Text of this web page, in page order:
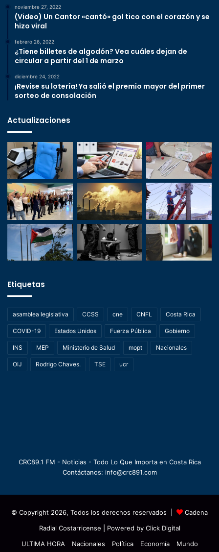
noviembre 27, 2022
(Video) Un Cantor «cantó» gol tico con el corazón y se
hizo viral
febrero 26, 2022
¿Tiene billetes de algodón? Vea cuáles dejan de
circular a partir del 1 de marzo
diciembre 24, 2022
¡Revise su lotería! Ya salió el premio mayor del primer
sorteo de consolación
Actualizaciones
Etiquetas
asamblea legislativa CCSS cne CNFL Costa Rica
COVID-19 Estados Unidos Fuerza Pública Gobierno
INS MEP Ministerio de Salud mopt Nacionales
OIJ Rodrigo Chaves. TSE ucr
CRC89.1 FM - Noticias - Todo Lo Que Importa en Costa Rica
Contáctanos: info@crc891.com
© Copyright 2026, Todos los derechos reservados |
Cadena
Radial Costarricense | Powered by Click Digital
ULTIMA HORA
Nacionales Política Economía Mundo